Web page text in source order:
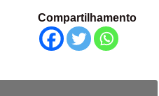
Compartilhamento